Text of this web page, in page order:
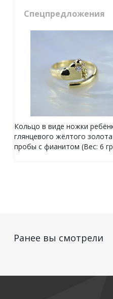
Спецпредложения
Кольцо в виде ножки
глянцевого жёлтого
пробы с фианитом (Вес: 6
Ранее вы смотрели